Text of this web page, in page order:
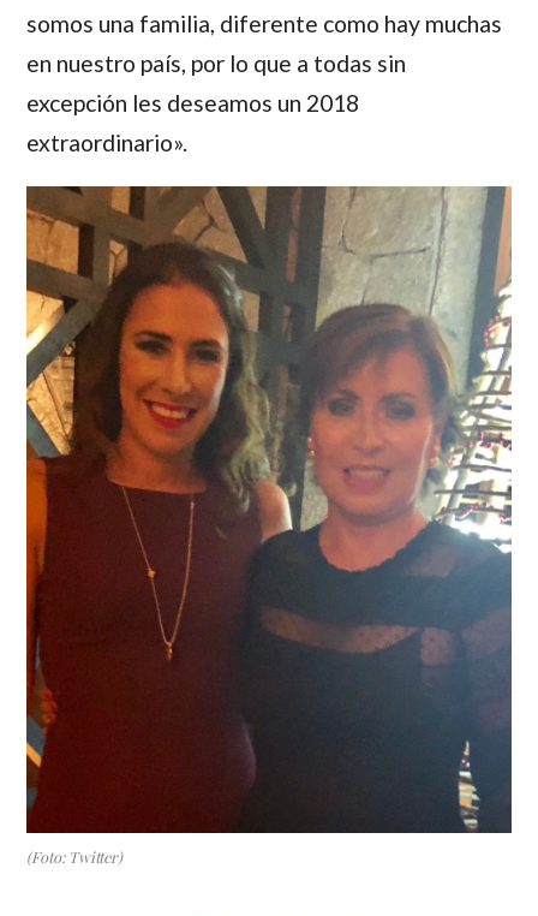
somos una familia, diferente como hay muchas
en nuestro país, por lo que a todas sin
excepción les deseamos un 2018
extraordinario».
(Foto: Twitter)